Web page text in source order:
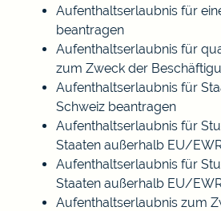
Aufenthaltserlaubnis für
beantragen
Aufenthaltserlaubnis für
zum Zweck der
Aufenthaltserlaubnis für
Schweiz beantragen
Aufenthaltserlaubnis für
Staaten außerhalb EU/
Aufenthaltserlaubnis für
Staaten außerhalb EU/
Aufenthaltserlaubnis zum